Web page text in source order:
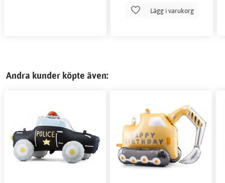
Lägg i varukorg
Andra kunder köpte även: